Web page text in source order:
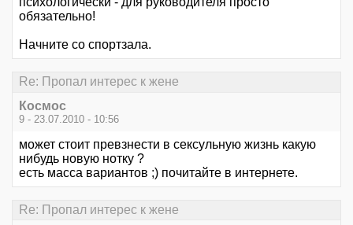
обязательно!
Начните со спортзала.
Re: Пропал интерес к жене
Космос
9 - 23.07.2010 - 10:56
может стоит превзнести в сексульную жизнь какую
нибудь новую нотку ?
есть масса вариантов ;) почитайте в интернете.
Re: Пропал интерес к жене